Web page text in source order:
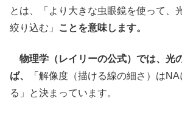
とは、「より大きな虫眼鏡を使って、
絞り込む」
ことを意味します。
物理学（レイリーの公式）では、光
ば、
「解像度（描ける線の細さ）は
る」と決まっています。